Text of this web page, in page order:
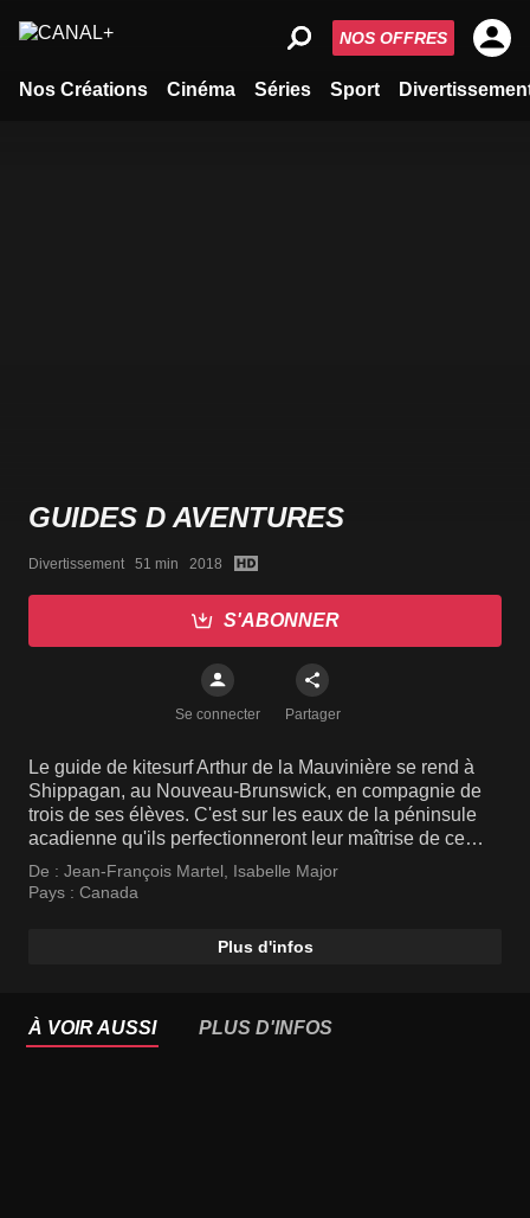
Nos Créations Cinéma Séries Sport
NOS OFFRES
GUIDES D AVENTURES
Divertissement   51 min   2018
S'ABONNER
Se connecter Partager
Le guide de kitesurf Arthur de la Mauvinière se rend à
Shippagan, au Nouveau-Brunswick, en compagnie de
trois de ses élèves. C'est sur les eaux de la péninsule
acadienne qu'ils perfectionneront leur maîtrise de ce
sport extrême.
De : Jean-François Martel
Isabelle Major
Pays : Canada
Plus d'infos
À VOIR AUSSI PLUS D'INFOS